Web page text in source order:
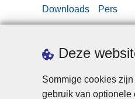
Deze
Sommige cookies
gebruik van optionele
Downloads Pers